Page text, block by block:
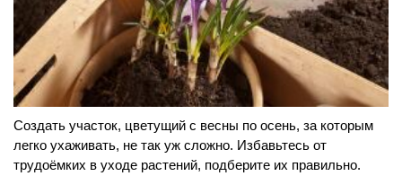
Создать участок, цветущий с весны по осень, за которым
легко ухаживать, не так уж сложно. Избавьтесь от
трудоёмких в уходе растений, подберите их правильно.